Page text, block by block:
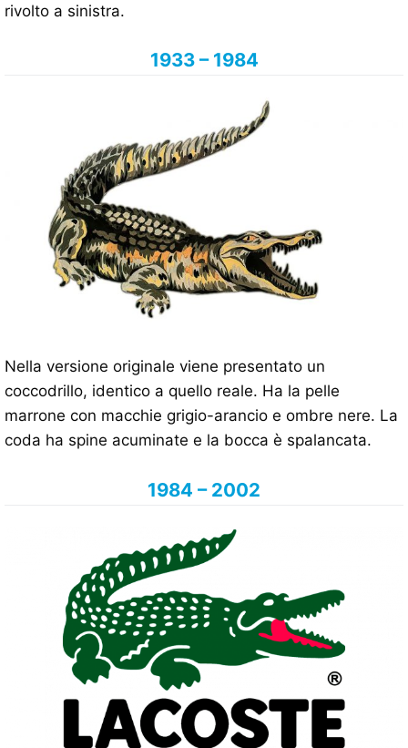
rivolto a sinistra.
1933 – 1984
Nella versione originale viene presentato un
coccodrillo, identico a quello reale. Ha la pelle
marrone con macchie grigio-arancio e ombre nere. La
coda ha spine acuminate e la bocca è spalancata.
1984 – 2002